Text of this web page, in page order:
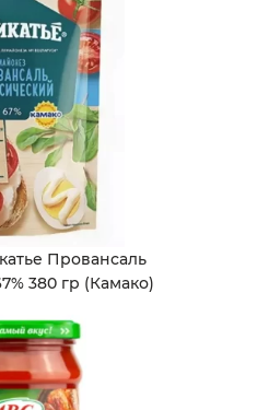
Провансаль
380 гр (Камако)